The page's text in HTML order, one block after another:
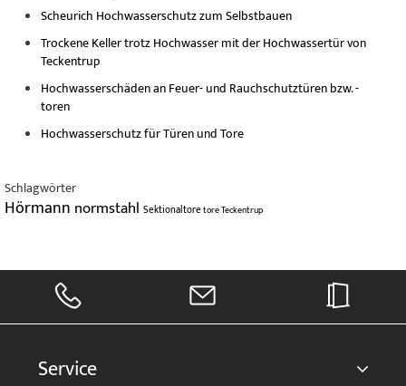
Scheurich Hochwasserschutz zum Selbstbauen
Trockene Keller trotz Hochwasser mit der Hochwassertür von
Teckentrup
Hochwasserschäden an Feuer- und Rauchschutztüren bzw. -
toren
Hochwasserschutz für Türen und Tore
Schlagwörter
Hörmann normstahl SektionaltoretoreTeckentrup
Service